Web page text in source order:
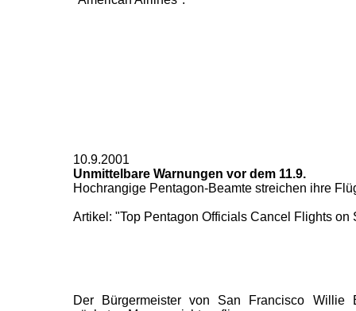
10.9.2001
Unmittelbare Warnungen vor dem 11.9.
Hochrangige Pentagon-Beamte streichen ihre
Artikel: "Top Pentagon Officials Cancel Flights on
Der Bürgermeister von San Francisco Willie